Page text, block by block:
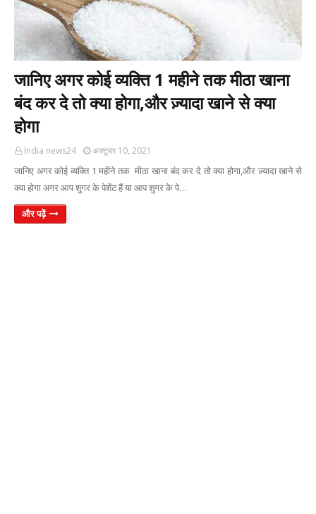
जानिए अगर कोई व्यक्ति 1 महीने तक मीठा खाना
बंद कर दे तो क्या होगा,और ज़्यादा खाने से क्या
होगा
India news24 अक्टूबर 10, 2021
जानिए अगर कोई व्यक्ति 1 महीने तक मीठा खाना बंद कर दे तो क्या होगा,और ज़्यादा खाने से
क्या होगा अगर आप शुगर के पेशेंट हैं या आप शुगर के पे…
और पढ़ें